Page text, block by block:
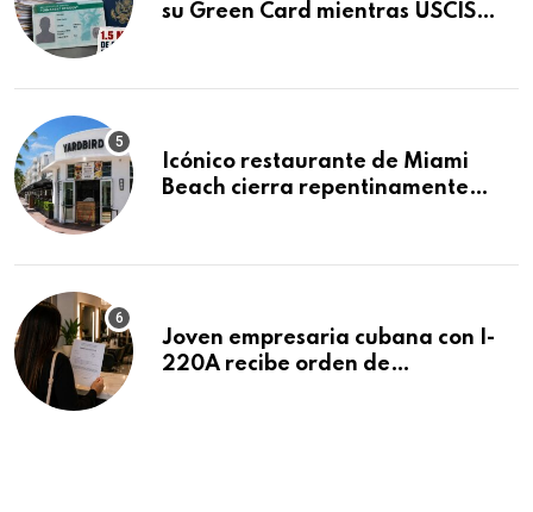
su Green Card mientras USCIS
Icónico restaurante de Miami
Beach cierra repentinamente
Joven empresaria cubana con I-
220A recibe orden de